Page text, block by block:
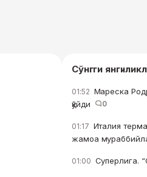
Сўнгги
01:52 Мареска
қўйди
0
01:17 Италия
жамоа
01:00 Суперлига.